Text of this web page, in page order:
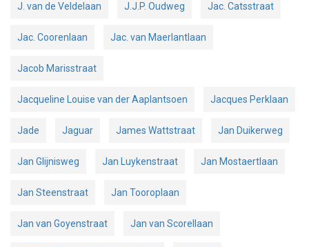
J. van de Veldelaan J.J.P. Oudweg Jac. Catsstraat
Jac. Coorenlaan Jac. van Maerlantlaan
Jacob Marisstraat
Jacqueline Louise van der Aaplantsoen Jacques Perklaan
Jade Jaguar James Wattstraat Jan Duikerweg
Jan Glijnisweg Jan Luykenstraat Jan Mostaertlaan
Jan Steenstraat Jan Tooroplaan
Jan van Goyenstraat Jan van Scorellaan